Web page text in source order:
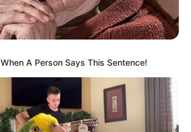
satu ini sudah sering didengar
Oppa. Dimana Hyung digunakan
cowok dari cowok, sedangkan
kepada kakak cowok
A Person Says This Sentence!